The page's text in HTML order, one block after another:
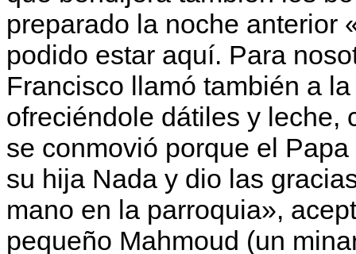
preparado la noche anterior
podido estar aquí. Para
Francisco llamó también a
ofreciéndole dátiles y leche,
se conmovió porque el
su hija Nada y dio las
mano en la parroquia»,
pequeño Mahmoud (un